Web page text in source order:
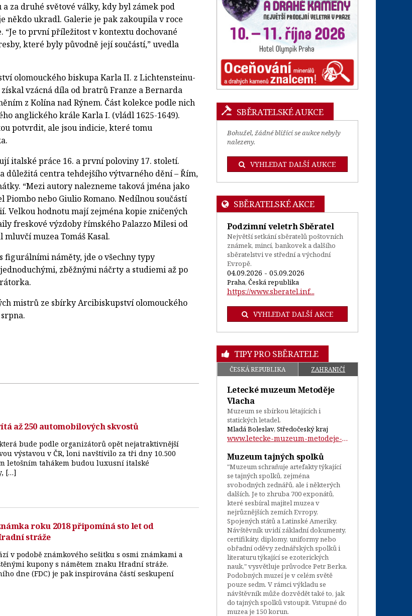
za druhé světové války, kdy byl zámek pod
někdo ukradl. Galerie je pak zakoupila v roce
“Je to první příležitost v kontextu dochované
které byly původně její součástí,” uvedla
olomouckého biskupa Karla II. z Lichtensteinu-
vzácná díla od bratrů Franze a Bernarda
z Kolína nad Rýnem. Část kolekce podle nich
anglického krále Karla I. (vládl 1625-1649).
potvrdit, ale jsou indicie, které tomu
italské práce 16. a první poloviny 17. století.
důležitá centra tehdejšího výtvarného dění – Řím,
“Mezi autory nalezneme taková jména jako
Piombo nebo Giulio Romano. Nedílnou součástí
Velkou hodnotu mají zejména kopie zničených
freskové výzdoby římského Palazzo Milesi od
muzea Tomáš Kasal.
figurálními náměty, jde o všechny typy
zběžnými náčrty a studiemi až po
mistrů ze sbírky Arcibiskupství olomouckého
až 250 automobilových skvostů
bude podle organizátorů opět nejatraktivnější
výstavou v ČR, loni navštívilo za tři dny 10.500
letošním tahákem budou luxusní italské
[…]
roku 2018 připomíná sto let od
stráže
v podobě známkového sešitku s osmi známkami a
kupony s námětem znaku Hradní stráže.
dne (FDC) je pak inspirována částí seskupení
SBĚRATELSKÉ AUKCE
Bohužel, žádné blížící se aukce nebyly
nalezeny.
VYHLEDAT DALŠÍ AUKCE
SBĚRATELSKÉ AKCE
Podzimní veletrh Sběratel
Největší setkání sběratelů poštovních
známek, mincí, bankovek a dalšího
sběratelstvi ve střední a východní
Evropě.
04.09.2026 - 05.09.2026
Praha, Česká republika
https://www.sberatel.inf...
VYHLEDAT DALŠÍ AKCE
TIPY PRO SBĚRATELE
ČESKÁ REPUBLIKA ZAHRANIČÍ
Letecké muzeum Metoděje
Vlacha
Muzeum se sbírkou létajících i
statických letadel.
Mladá Boleslav, Středočeský kraj
www.letecke-muzeum-metodeje-vlacha.cz/...
Muzeum tajných spolků
"Muzeum schraňuje artefakty týkající
se tajných spolků, zejména
svobodných zednářů, ale i některých
dalších. Je to zhruba 700 exponátů,
které sesbíral majitel muzea v
nejrůznějších zemích Evropy,
Spojených států a Latinské Ameriky.
Návštěvník uvidí základní dokumenty,
certifikáty, diplomy, uniformy nebo
obřadní oděvy zednářských spolků i
literaturu týkající se ezoterických
nauk," vysvětluje průvodce Petr Berka.
Podobných muzeí je v celém světě
pouze sedm. V rámci výkladu se
návštěvník může dozvědět také to, jak
do tajných spolků vstoupit. Vstupné do
muzea je 150 korun.